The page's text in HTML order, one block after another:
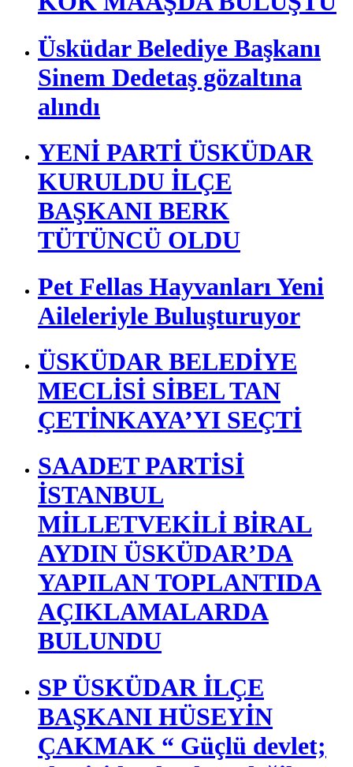
GÜNÜNDE ÇAKMAKTAN
AÇIKLAMALAR
ŞENAY AYBÜKE YALÇIN
ÜSKÜDAR’DA ANILDI
İYİ PARTİ İL BAŞKANI
ÜSKÜDARDAYDI
5,5 MİLYON EMEKLİ
KÖK MAAŞDA BULUŞTU
Üsküdar Belediye Başkanı
Sinem Dedetaş gözaltına
alındı
YENİ PARTİ ÜSKÜDAR
KURULDU İLÇE
BAŞKANI BERK
TÜTÜNCÜ OLDU
Pet Fellas Hayvanları Yeni
Aileleriyle Buluşturuyor
ÜSKÜDAR BELEDİYE
ÇETİNKAYA’YI SEÇTİ
SAADET PARTİSİ